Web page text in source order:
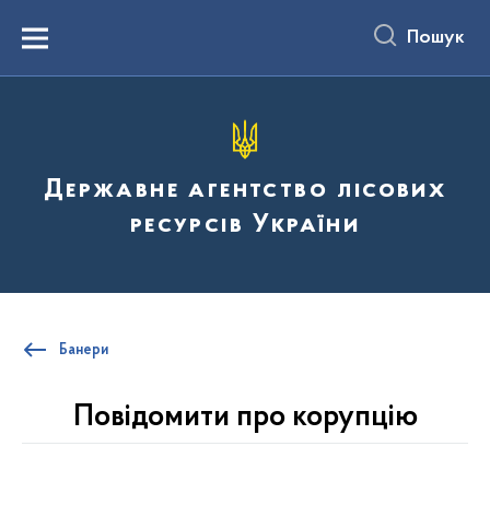
вмістуMenu Пошук
Державне агентство лісових
ресурсів України
Банери
Повідомити про корупцію